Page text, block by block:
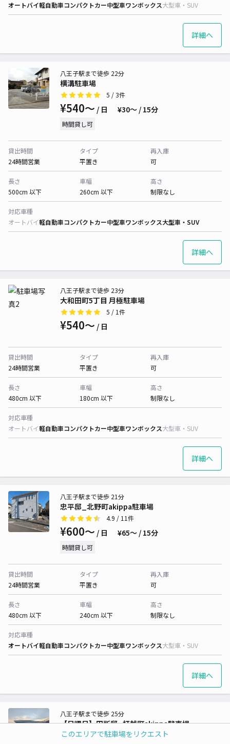
このエリアで駐車場をリクエスト
オートバイ軽自動車コンパクトカー中型車ワンボックス大型車・SUV
詳細へ
横溝駐車場
八王子駅まで徒歩 22分
5 / 3件
¥540〜 / 日 ¥30〜 / 15分
時間貸し可
貸出時間
24時間営業
タイプ
平置き
再入庫
可
長さ
500cm 以下
車幅
260cm 以下
高さ
制限なし
対応車種
オートバイ軽自動車コンパクトカー中型車ワンボックス大型車・SUV
詳細へ
大和田町5丁目 月極駐車場
八王子駅まで徒歩 23分
5 / 1件
¥540〜 / 日
貸出時間
24時間営業
タイプ
平置き
再入庫
可
長さ
480cm 以下
車幅
180cm 以下
高さ
制限なし
対応車種
オートバイ軽自動車コンパクトカー中型車ワンボックス大型車・SUV
詳細へ
忠平邸_北野町akippa駐車場
八王子駅まで徒歩 21分
4.9 / 11件
¥600〜 / 日 ¥65〜 / 15分
時間貸し可
貸出時間
24時間営業
タイプ
平置き
再入庫
可
長さ
480cm 以下
車幅
240cm 以下
高さ
制限なし
対応車種
オートバイ軽自動車コンパクトカー中型車ワンボックス大型車・SUV
詳細へ
【日曜日】田所邸_打越町akippa駐車場
八王子駅まで徒歩 25分
5/ 2件